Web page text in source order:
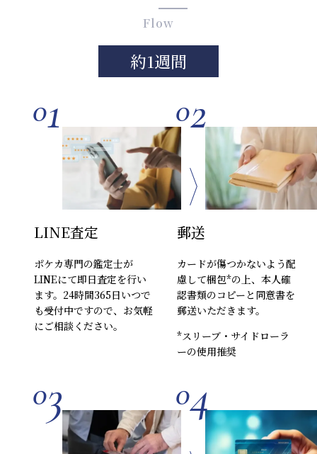
Flow
約1週間
01
LINE査定
ポケカ専門の鑑定士が
LINEにて即日査定を行い
ます。24時間365日いつで
も受付中ですので、お気軽
にご相談ください。
02
郵送
カードが傷つかないよう配
慮して梱包*の上、本人確
認書類のコピーと同意書を
郵送いただきます。
*スリーブ・サイドローラ
ーの使用推奨
03 04